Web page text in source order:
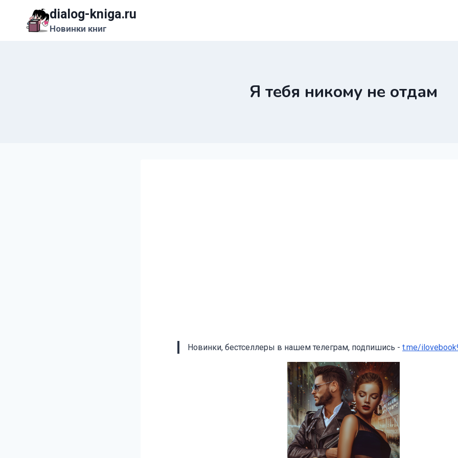
содержимому
dialog-kniga.ru
Новинки книг
Я тебя никому не отдам
Новинки, бестселлеры в нашем телеграм, подпишись - t.me/